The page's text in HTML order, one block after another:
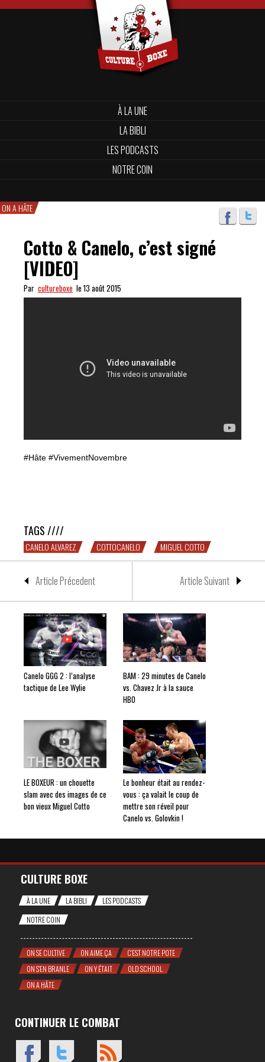
À LA UNE
LA BIBLI
LES PODCASTS
NOTRE COIN
ON A HÂTE
Cotto & Canelo, c’est signé
[VIDEO]
Par cultureboxe le 13 août 2015
#Hâte #VivementNovembre
TAGS ////
CANELO ALVAREZ COTTOCANELO MIGUEL COTTO
Article Précedent Article Suivant
Canelo GGG 2 : l’analyse
tactique de Lee Wylie
BAM : 29 minutes de Canelo
vs. Chavez Jr à la sauce
HBO
LE BOXEUR : un chouette
slam avec des images de ce
bon vieux Miguel Cotto
Le bonheur était au rendez-
vous : ça valait le coup de
mettre son réveil pour
Canelo vs. Golovkin !
CULTURE BOXE
À LA UNE LA BIBLI
LES PODCASTS
NOTRE COIN
ON SE CULTIVE ON AIME ÇA
C'EST NOTRE POTE
ON S'EN BRANLE
ON Y ÉTAIT
OLD SCHOOL
ON A HÂTE
CONTINUER LE COMBAT